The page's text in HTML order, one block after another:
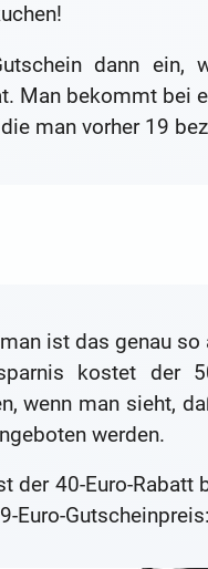
dann ein,
Man bekommt bei
man vorher 19
ist das genau
kostet der
wenn man sieht,
werden.
der 40-Euro-Rabatt
Euro-Gutscheinpreis: